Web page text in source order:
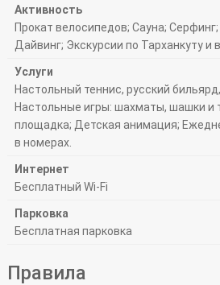
Активность
Прокат велосипедов; Сауна;
Дайвинг; Экскурсии по Тарханкуту и
Услуги
Настольный теннис, русский
Настольные игры: шахматы, шашки и
площадка; Детская анимация;
в номерах.
Интернет
Бесплатный Wi-Fi
Парковка
Бесплатная парковка
Правила